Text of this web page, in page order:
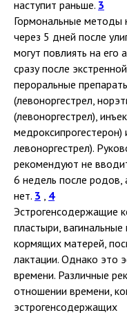
наступит раньше. 3
Гормональные методы
через 5 дней после
могут повлиять на его
сразу после
пероральные
(левоноргестрел,
(левоноргестрел),
медроксипрогестерон)
левоноргестрел).
рекомендуют не
6 недель после родов,
нет. 3 , 4
Эстрогенсодержащие
пластыри,
кормящих матерей,
лактации. Однако это
времени. Различные
отношении времени,
эстрогенсодержащих